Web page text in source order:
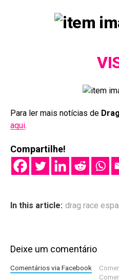
Para ler mais notícias de
aqui.
Compartilhe!
In this article: drag race
Deixe um comentário
Comentários via Facebook